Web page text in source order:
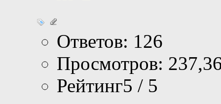
Ответов: 126
Просмотров:
Рейтинг5 / 5